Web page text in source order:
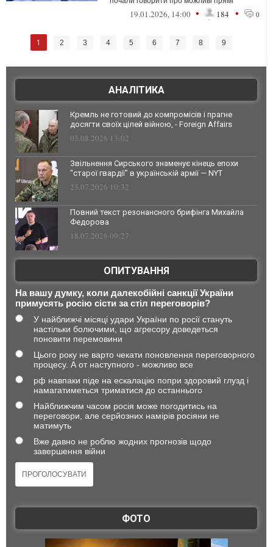
переговори з російським диктатором
19.01.2026, 14:00 • 184 • 0
1 2 3 4 5 6 7 8 9
АНАЛІТИКА
Кремль не готовий до компромісів і прагне
досягти своїх цілей війною, - Foreign Affairs
03.08.2026 13:02
Звільнення Сирського знаменує кінець епохи
"старої гвардії" в українській армії — NYT
23.07.2026 10:32
Повний текст резонансного брифінга Михайла
Федорова
18.07.2026 09:27
ОПИТУВАННЯ
На вашу думку, коли далекобійні санкції України
примусять росію сісти за стіл переговорів?
У найближчі місяці удари України по росії стануть
настільки болючими, що агресору доведеться
поновити перемовини
Цього року не варто чекати поновлення переговорного
процесу. А от наступного - можливо все
рф навпаки піде на ескалацію попри здоровий глузд і
намагатиметься триматися до останнього
Найближчим часом росія може погодитись на
переговори, але серйозних намірів росіяни не
матимуть
Вже давно не роблю жодних прогнозів щодо
завершення війни
ФОТО